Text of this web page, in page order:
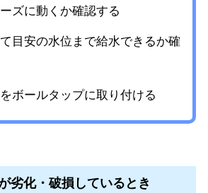
ズに動くか確認する
目安の水位まで給水できるか確
ボールタップに取り付ける
劣化・破損しているとき